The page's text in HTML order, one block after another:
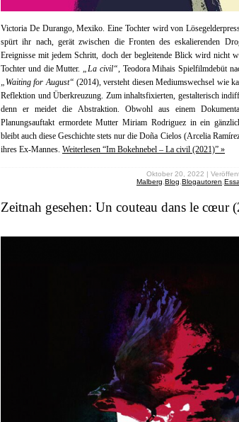
Victoria De Durango, Mexiko. Eine Tochter wird von
spürt ihr nach, gerät zwischen die Fronten des eskalierenden
Ereignisse mit jedem Schritt, doch der begleitende Blick wird nicht
Tochter und die Mutter. „La civil“, Teodora Mihais Spielfilmdebüt
„Waiting for August“ (2014), versteht diesen Mediumswechsel wie
Reflektion und Überkreuzung. Zum inhaltsfixierten, gestalterisch
denn er meidet die Abstraktion. Obwohl aus einem
Planungsauftakt ermordete Mutter Miriam Rodriguez in ein
bleibt auch diese Geschichte stets nur die Doña Cielos (Arcelia
ihres Ex-Mannes. Weiterlesen “Im Bokehnebel – La civil (2021)” »
Oktober 20, 2022 |
Malberg Blog Blogautoren
Zeitnah gesehen: Un couteau dans le cœur